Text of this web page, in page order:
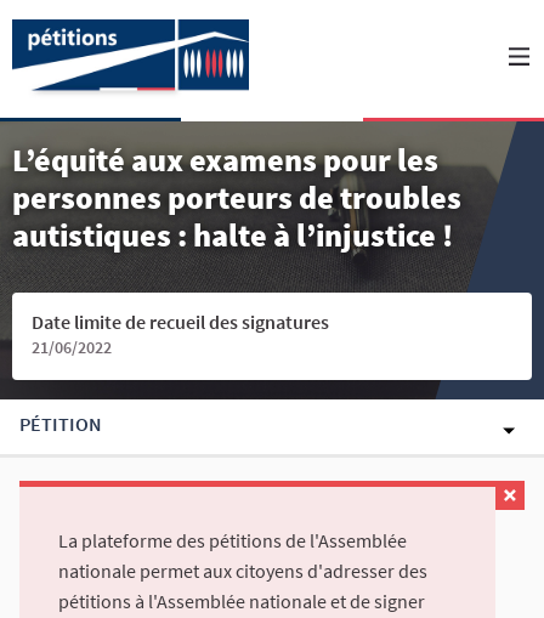
L’équité aux examens pour les
personnes porteurs de troubles
autistiques : halte à l’injustice !
Date limite de recueil des signatures
21/06/2022
PÉTITION
La plateforme des pétitions de l'Assemblée
nationale permet aux citoyens d'adresser des
pétitions à l'Assemblée nationale et de signer